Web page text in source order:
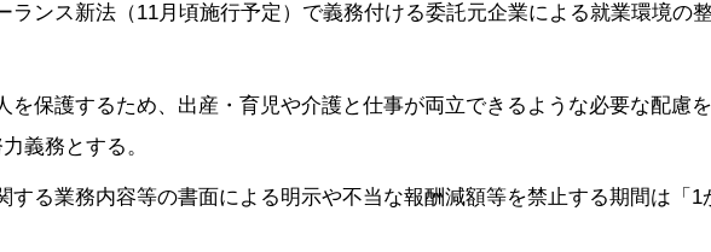
ランス新法（11月頃施行予定）で義務付ける委託元企業による就業環境の
を保護するため、出産・育児や介護と仕事が両立できるような必要な配慮
義務とする。
する業務内容等の書面による明示や不当な報酬減額等を禁止する期間は「1